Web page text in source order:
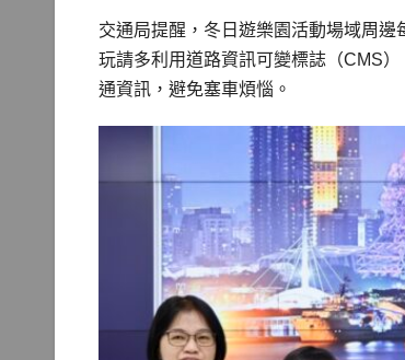
交通局提醒，冬日遊樂園活動場域周
玩請多利用道路資訊可變標誌（CMS
通資訊，避免塞車煩惱。